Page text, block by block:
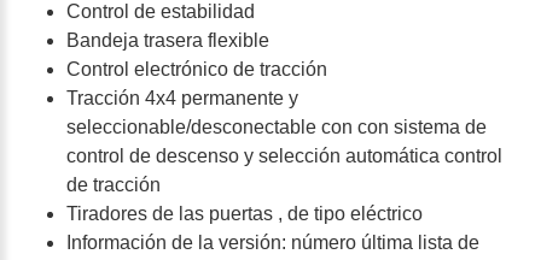
Control de estabilidad
Bandeja trasera flexible
Control electrónico de tracción
Tracción 4x4 permanente y
seleccionable/desconectable con con sistema de
control de descenso y selección automática control
de tracción
Tiradores de las puertas , de tipo eléctrico
Información de la versión: número última lista de